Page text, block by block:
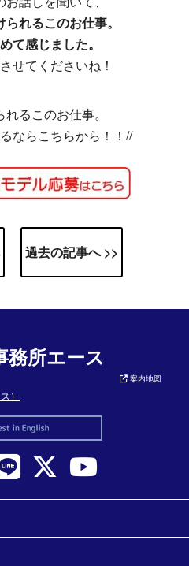
れるこのお仕事。
て感じました。
せてくださいね！
るこのお仕事。
ならこちらから！！//
過去の記事へ >>
所エース
）
案内地図